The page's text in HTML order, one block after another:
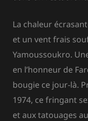
La chaleur
et un vent frais
Yamoussoukro.
en l’honneur de
bougie ce jour-là.
1974, ce fringant
et aux tatouages